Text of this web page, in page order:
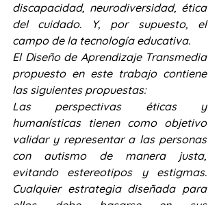
discapacidad, neurodiversidad, ética
del cuidado. Y, por supuesto, el
campo de la tecnología educativa.
El Diseño de Aprendizaje Transmedia
propuesto en este trabajo contiene
las siguientes propuestas:
Las perspectivas éticas y
humanísticas tienen como objetivo
validar y representar a las personas
con autismo de manera justa,
evitando estereotipos y estigmas.
Cualquier estrategia diseñada para